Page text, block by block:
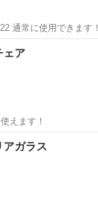
通常に使用できます！
ェア
えます！
子供用品
アガラス